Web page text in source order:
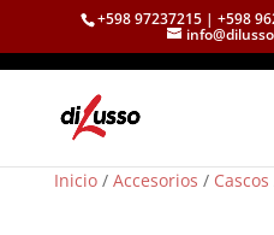
+598 97237215 | +598
Inicio/ Accesorios / Cascos